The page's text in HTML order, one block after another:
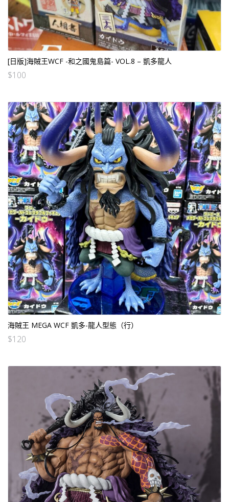
[日版]海賊王WCF -和之國鬼島篇- VOL.8 – 凱多龍人
$100
海賊王 MEGA WCF 凱多-龍人型態（行）
$120